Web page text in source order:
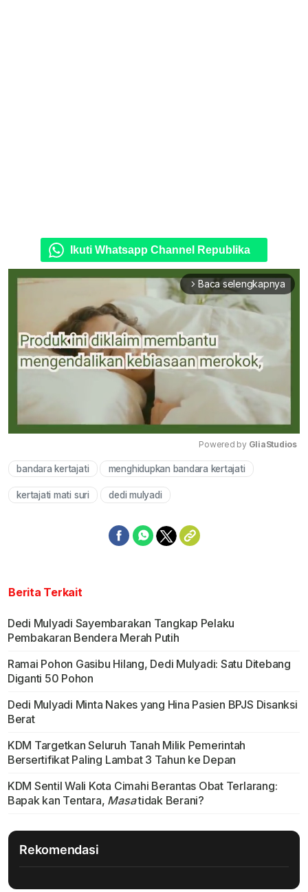
Ikuti Whatsapp Channel Republika
arrow_forward_ios Baca selengkapnya
Mute
Powered by GliaStudios
bandara kertajati menghidupkan bandara kertajati
kertajati mati suri dedi mulyadi
Berita Terkait
Dedi Mulyadi Sayembarakan Tangkap Pelaku
Pembakaran Bendera Merah Putih
Ramai Pohon Gasibu Hilang, Dedi Mulyadi: Satu Ditebang
Diganti 50 Pohon
Dedi Mulyadi Minta Nakes yang Hina Pasien BPJS Disanksi
Berat
KDM Targetkan Seluruh Tanah Milik Pemerintah
Bersertifikat Paling Lambat 3 Tahun ke Depan
KDM Sentil Wali Kota Cimahi Berantas Obat Terlarang:
Bapak kan Tentara, Masatidak Berani?
Rekomendasi